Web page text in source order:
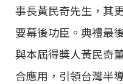
事長黃民奇先生，其
要幕後功臣。典禮最
與本屆得獎人黃民奇
合應用，引領台灣半